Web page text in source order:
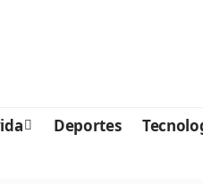
Deportes